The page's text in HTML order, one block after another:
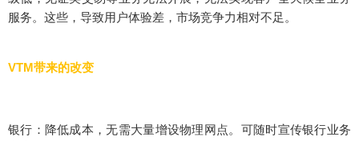
服务。这些，导致用户体验差，市场竞争力相对不足。
VTM带来的改变
银行：降低成本，无需大量增设物理网点。可随时宣传银行业务